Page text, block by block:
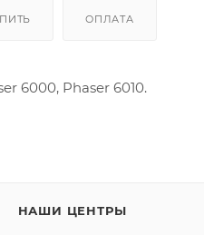
ОПЛАТА
6000, Phaser 6010.
НАШИ ЦЕНТРЫ